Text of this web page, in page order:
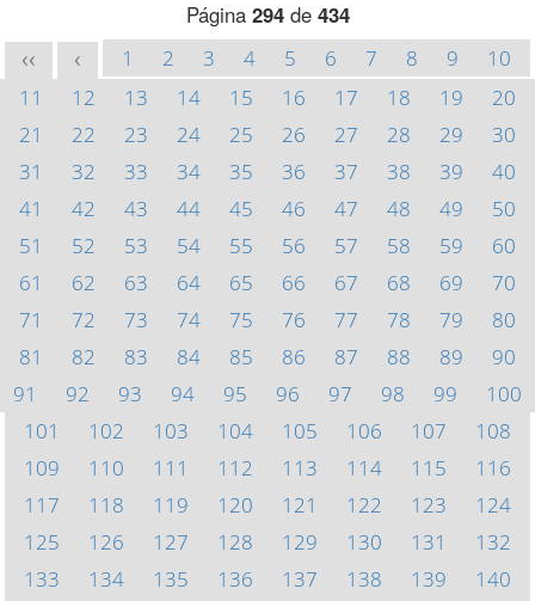
Página 294de 434
<< < 1 2 3 4 5 6 7 8 9
10
11
12 13 14 15 16 17 18 19
20
21
22 23 24 25 26 27 28 29
30
31
32 33 34 35 36 37 38 39
40
41
42 43 44 45 46 47 48 49
50
51
52 53 54 55 56 57 58 59
60
61
62 63 64 65 66 67 68 69
70
71
72 73 74 75 76 77 78 79
80
81
82 83 84 85 86 87 88 89
90
91
92 93 94 95 96 97 98 99
100
101
102 103 104 105 106 107
108
109
110 111 112 113 114 115
116
117
118 119 120 121 122 123
124
125
126 127 128 129 130 131
132
133
134 135 136 137 138 139
140